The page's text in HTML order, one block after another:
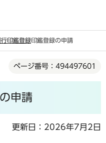
行印鑑登録印鑑登録の申請
ページ番号：494497601
申請
更新日：2026年7月2日